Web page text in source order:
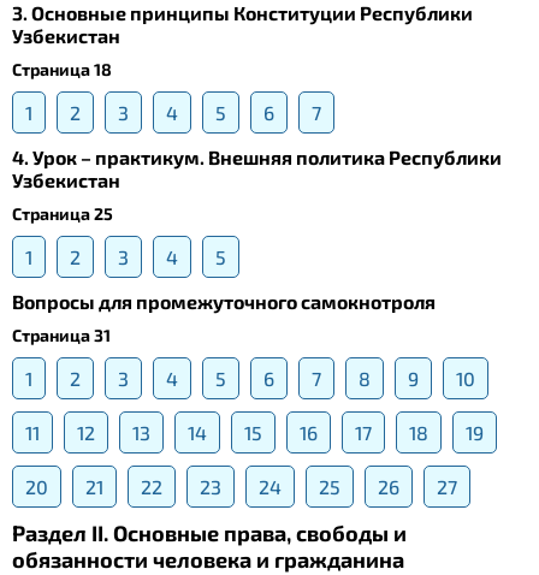
3. Основные принципы Конституции Республики
Узбекистан
Страница 18
1 2 3 4 5 6
7
4. Урок – практикум. Внешняя политика Республики
Узбекистан
Страница 25
1 2 3 4
5
Вопросы для промежуточного самокнотроля
Страница 31
1 2 3 4 5 6 7 8 9 10
11 12 13 14 15 16 17 18 19
20 21 22 23 24 25 26 27
Раздел II. Основные права, свободы и
обязанности человека и гражданина